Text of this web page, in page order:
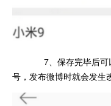
7、保存完毕后可
号，发布微博时就会发生